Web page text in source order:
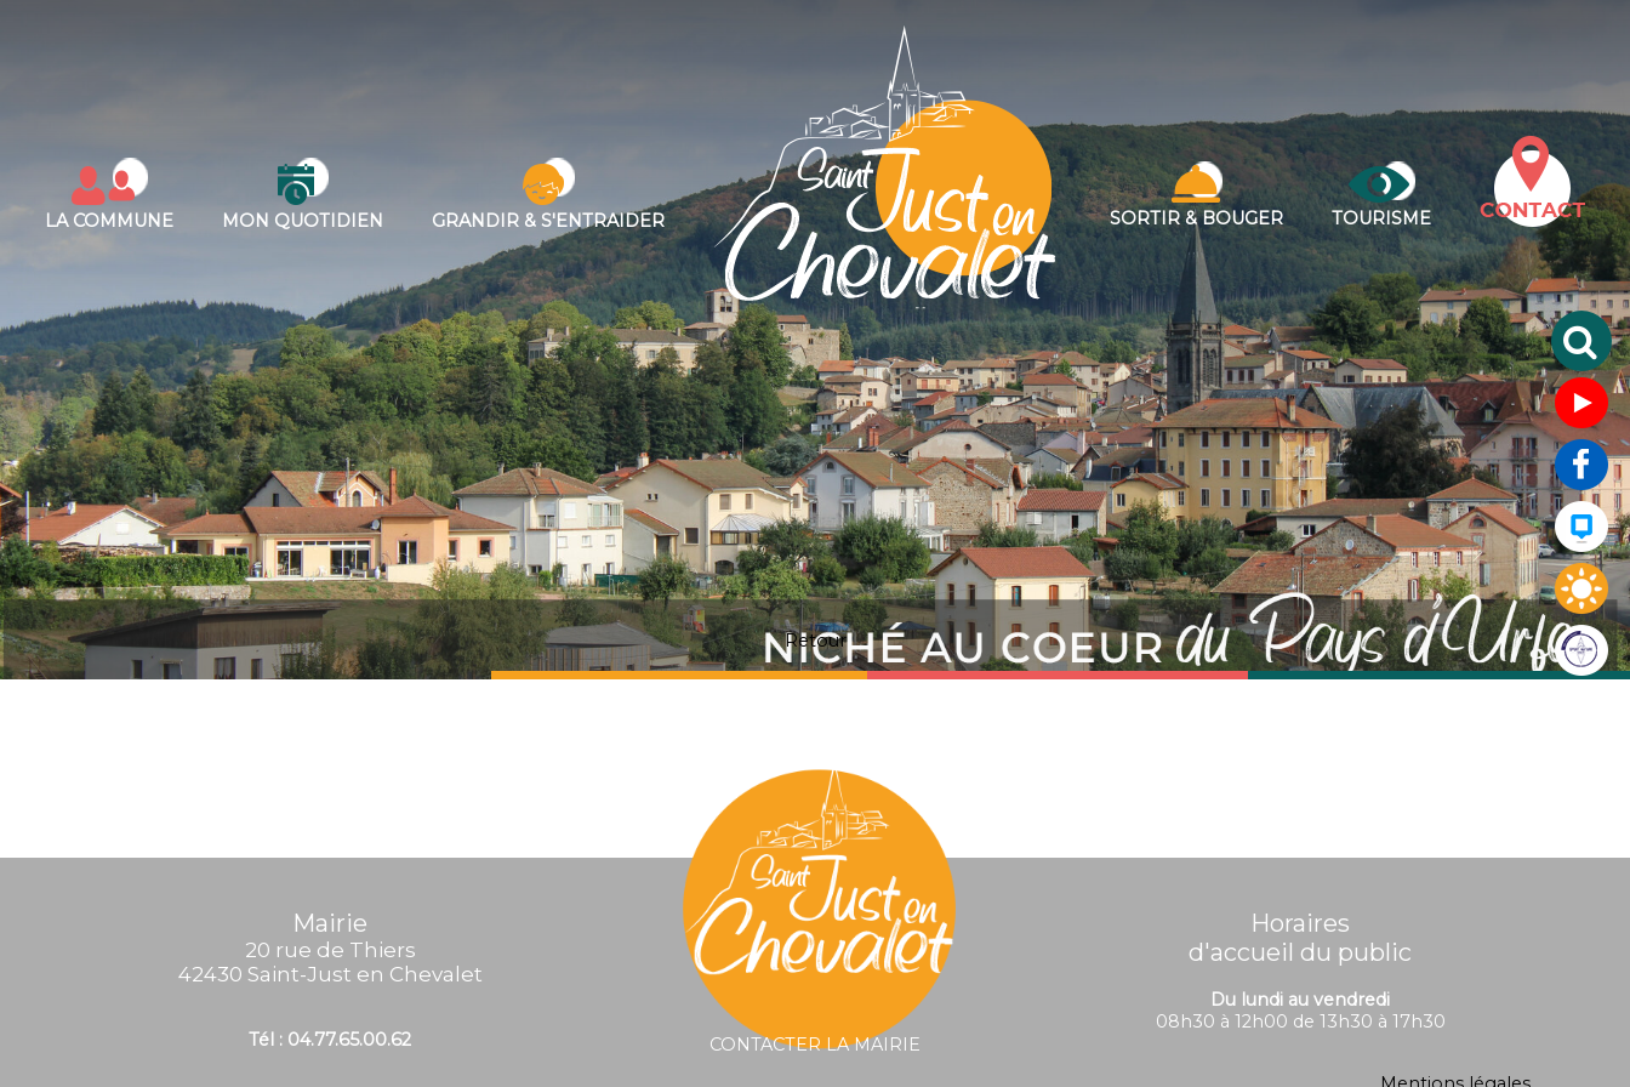
LA COMMUNE MON QUOTIDIEN GRANDIR & S'ENTRAIDER SORTIR & BOUGER TOURISME
Retour
Mairie
20 rue de Thiers
42430 Saint-Just en Chevalet
Tél : 04.77.65.00.62 CONTACTER LA MAIRIE
Horaires
d'accueil du public
Du lundi au vendredi
08h30 à 12h00 de 13h30 à 17h30